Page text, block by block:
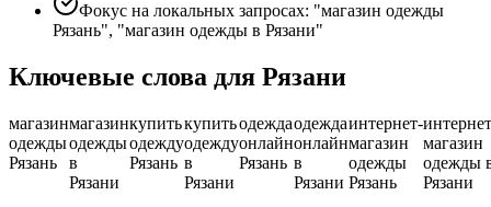
Фокус на локальных запросах: "магазин одежды
Рязань", "магазин одежды в Рязани"
Ключевые слова для Рязани
магазин
одежды
Рязань
магазин
одежды
в
Рязани
купить
одежду
Рязань
купить
одежду
в
Рязани
одежда
онлайн
Рязань
одежда
онлайн
в
Рязани
интернет-
магазин
одежды
Рязань
магазин
одежды
Рязани